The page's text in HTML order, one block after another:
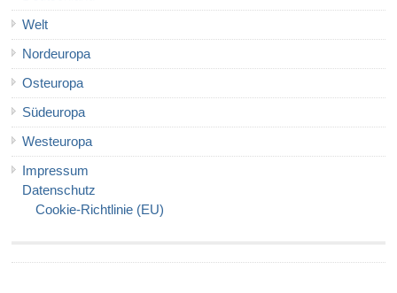
Welt
Nordeuropa
Osteuropa
Südeuropa
Westeuropa
Impressum
Datenschutz
Cookie-Richtlinie (EU)